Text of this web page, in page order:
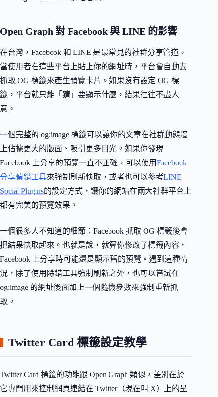
Open Graph 對 Facebook 與 LINE 的影響
在台灣，Facebook 和 LINE 是最常見的社群分享管道。
當使用者在這些平台上貼上你的網址時，平台會自動去
抓取 OG 標籤來產生預覽卡片。如果沒有設定 OG 標
籤，平台就只能「猜」要顯示什麼，結果往往不盡人
意。
一個完整的 og:image 標籤可以讓你的文章在社群動態牆
上佔據更大的版面、吸引更多目光。如果你發現
Facebook 上分享的預覽一直不正確，可以使用Facebook
分享偵錯工具來強制刷新快取，或者也可以參考LINE
Social Plugins的設定方式，讓你的網站在兩大社群平台上
都有完美的預覽效果。
一個很多人不知道的細節：Facebook 抓取 OG 標籤後會
把結果快取起來。也就是說，就算你修改了標籤內容，
Facebook 上分享時可能還是顯示舊的預覽。遇到這種情
況，除了使用除錯工具強制刷新之外，也可以嘗試在
og:image 的網址後面加上一個隨機參數來強制重新抓
取。
Twitter Card 標籤設定教學
Twitter Card 標籤的功能跟 Open Graph 類似，差別在於
它專門用來控制網頁連結在 Twitter（現在叫 X）上的呈